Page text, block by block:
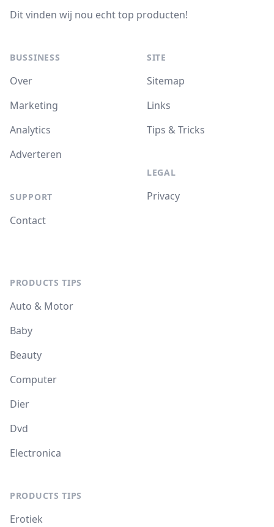
Dit vinden wij nou echt top producten!
BUSSINESS
Over
Marketing
Analytics
Adverteren
SUPPORT
Contact
SITE
Sitemap
Links
Tips & Tricks
LEGAL
Privacy
PRODUCTS TIPS
Auto & Motor
Baby
Beauty
Computer
Dier
Dvd
Electronica
PRODUCTS TIPS
Erotiek